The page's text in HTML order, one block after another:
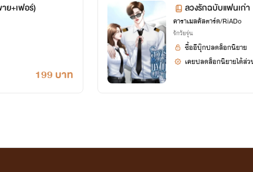
ย+เฟอร์)
199 บาท
ลวงรักฉบับแฟนเก่า
คาราเมลคัสตาร์ด/RiADo
รักวัยรุ่น
ซื้ออีบุ๊กปลดล็อกนิยาย
เคยปลดล็อกนิยายได้ส่